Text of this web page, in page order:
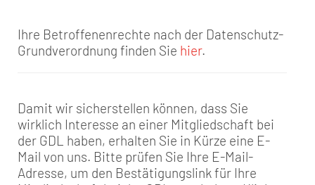
Ihre Betroffenenrechte nach der Datenschutz-
Grundverordnung finden Sie hier.
Damit wir sicherstellen können, dass Sie
wirklich Interesse an einer Mitgliedschaft bei
der GDL haben, erhalten Sie in Kürze eine E-
Mail von uns. Bitte prüfen Sie Ihre E-Mail-
Adresse, um den Bestätigungslink für Ihre